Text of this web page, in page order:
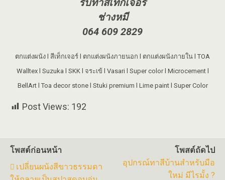
รับทำสีเท็กเจอร์
ช่างหมี
064 609 2829
ตกแต่งผนัง l สีเท็กเจอร์ l ตกแต่งผนังภายนอก l ตกแต่งผนังภายใน l TOA
Walltex l Suzuka l SKK l จระเข้ l Vasari l Super color l Microcement l
BellArt l Toa decor stone l Stuki premium l Lime paint l Super Color
Post Views: 192
โพสต์ก่อนหน้า
เปลี่ยนผนังสีขาวธรรมดา
โพสต์ถัดไป
อุปกรณ์ทาสีบ้านสำหรับมือ
ใหม่ มีไรมั้ง ?